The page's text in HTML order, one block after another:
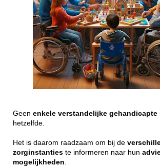
Geen enkele verstandelijke gehandicapte
hetzelfde.
Het is daarom raadzaam om bij de
zorginstanties te informeren naar hun
mogelijkheden.